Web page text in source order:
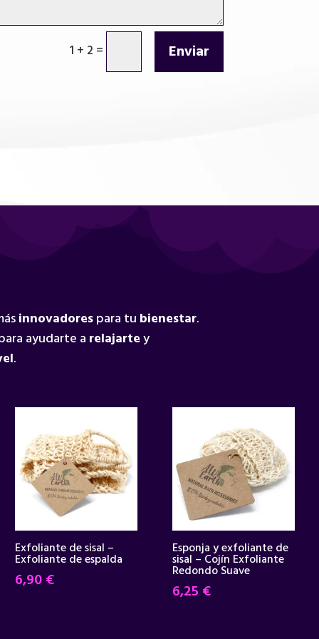
1 + 2 = Enviar
innovadorespara tu bienestar.
ayudarte a relajartey
.
Exfoliante de sisal –
Exfoliante de espalda
6,90€
Esponja y exfoliante de
sisal – Cojín Exfoliante
Redondo Suave
6,25 €